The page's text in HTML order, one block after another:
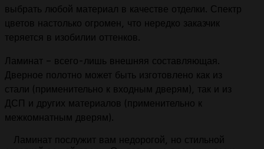
выбрать любой материал в качестве отделки. Спектр
цветов настолько огромен, что нередко заказчик
теряется в изобилии оттенков.
Ламинат – всего-лишь внешняя составляющая.
Дверное полотно может быть изготовлено как из
стали (применительно к входным дверям), так и из
ДСП и других материалов (применительно к
межкомнатным дверям).
Ламинат послужит вам недорогой, но стильной